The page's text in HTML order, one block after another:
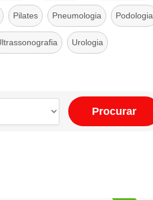
Pilates Pneumologia Podologia
Urologia
Procurar